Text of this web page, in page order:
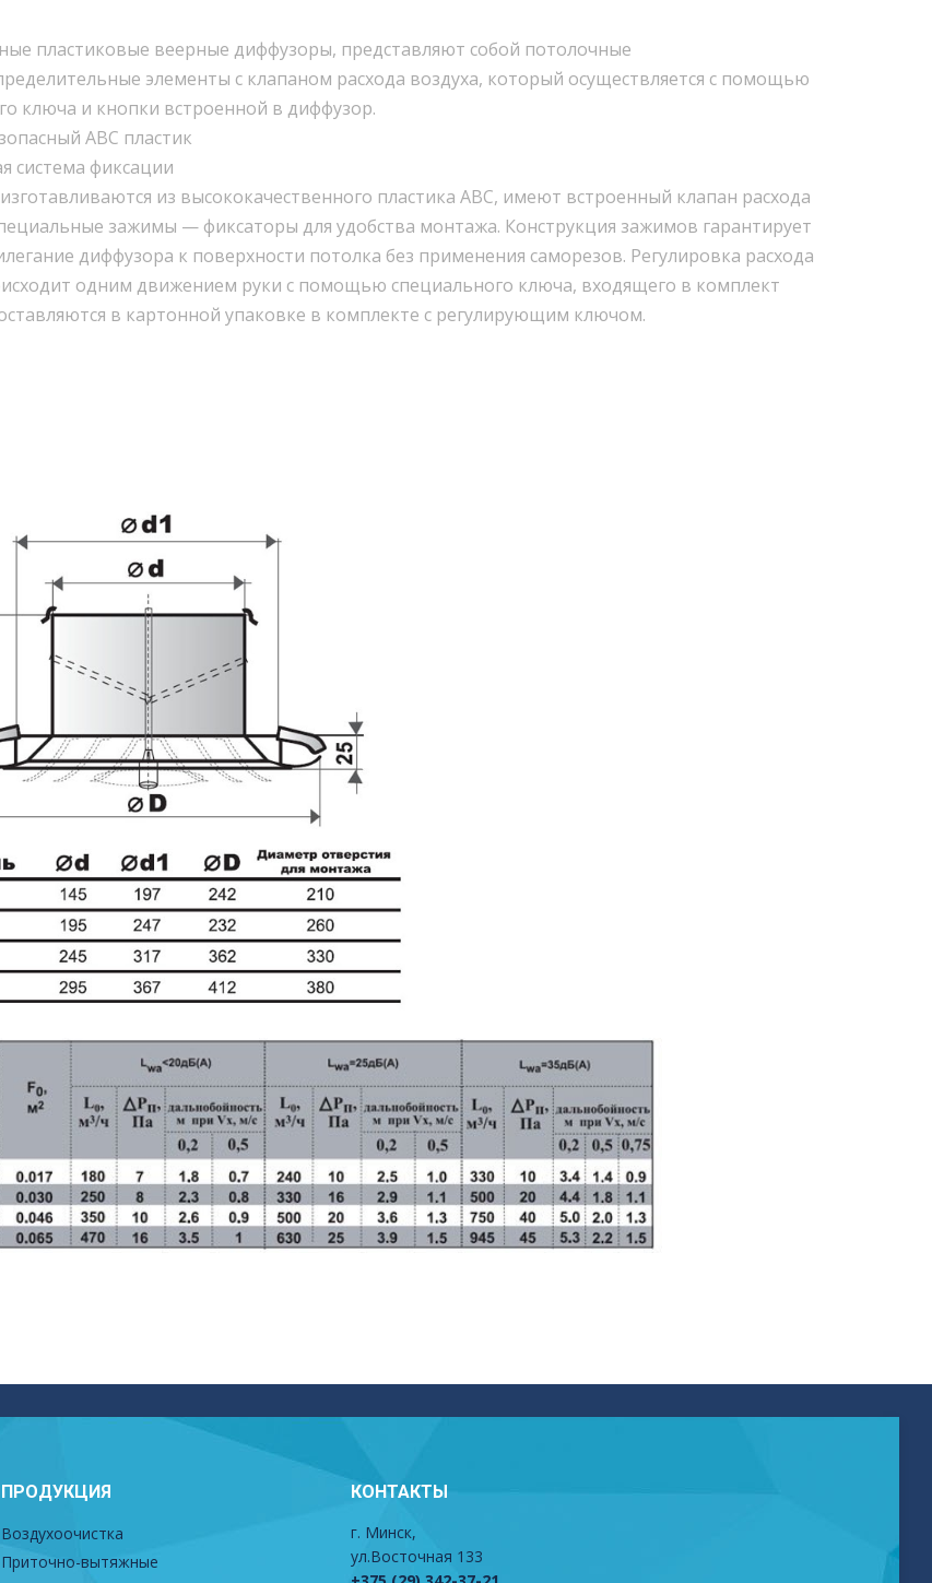
пластиковые веерные диффузоры, представляют собой потолочные
элементы с клапаном расхода воздуха, который осуществляется с помощью
ключа и кнопки встроенной в диффузор.
АВС пластик
система фиксации
из высококачественного пластика АВС, имеют встроенный клапан расхода
зажимы — фиксаторы для удобства монтажа. Конструкция зажимов гарантирует
диффузора к поверхности потолка без применения саморезов. Регулировка расхода
одним движением руки с помощью специального ключа, входящего в комплект
в картонной упаковке в комплекте с регулирующим ключом.
ПРОДУКЦИЯ
Воздухоочистка
Приточно-вытяжные
КОНТАКТЫ
г. Минск,
ул.Восточная 133